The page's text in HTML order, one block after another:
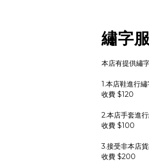
繡字
本店有提供繡
1.本店鞋進行繡
收費 $120
2.本店手套進
收費 $100
3.接受非本店
收費 $200